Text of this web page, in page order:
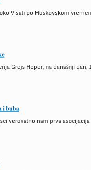
9 sati po Moskovskom
Grejs Hoper, na današnji
i buba
verovatno nam prva